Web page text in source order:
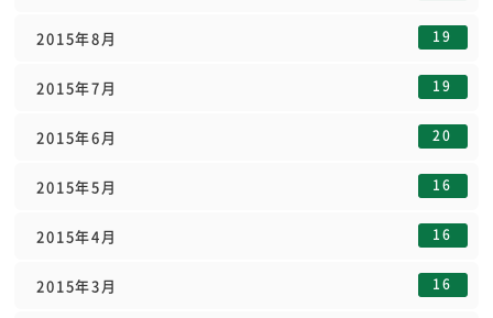
2015年8月 19
2015年7月 19
2015年6月 20
2015年5月 16
2015年4月 16
2015年3月 16